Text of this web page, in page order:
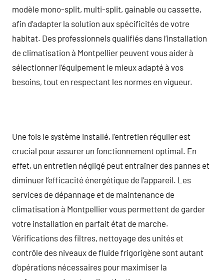
modèle mono-split, multi-split, gainable ou cassette,
afin d’adapter la solution aux spécificités de votre
habitat. Des professionnels qualifiés dans l’installation
de climatisation à Montpellier peuvent vous aider à
sélectionner l’équipement le mieux adapté à vos
besoins, tout en respectant les normes en vigueur.
Une fois le système installé, l’entretien régulier est
crucial pour assurer un fonctionnement optimal. En
effet, un entretien négligé peut entraîner des pannes et
diminuer l’efficacité énergétique de l’appareil. Les
services de dépannage et de maintenance de
climatisation à Montpellier vous permettent de garder
votre installation en parfait état de marche.
Vérifications des filtres, nettoyage des unités et
contrôle des niveaux de fluide frigorigène sont autant
d’opérations nécessaires pour maximiser la